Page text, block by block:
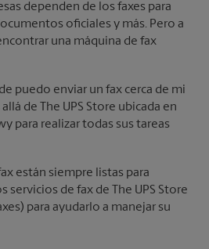
dependen de los faxes para
oficiales y más. Pero a
una máquina de fax
puedo enviar un fax cerca de mi
de The UPS Store ubicada en
para realizar todas sus tareas
están siempre listas para
servicios de fax de The UPS Store
para ayudarlo a manejar su